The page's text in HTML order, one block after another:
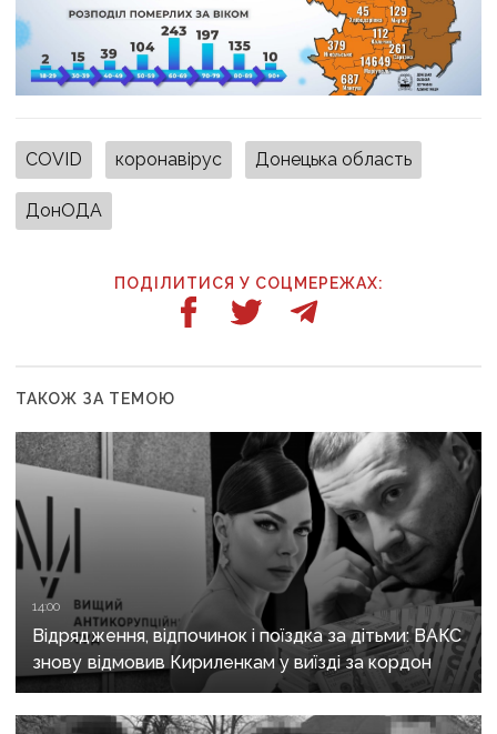
COVID коронавірус Донецька область
ДонОДА
ПОДІЛИТИСЯ У СОЦМЕРЕЖАХ:
ТАКОЖ ЗА ТЕМОЮ
14:00
Відрядження, відпочинок і поїздка за дітьми: ВАКС
знову відмовив Кириленкам у виїзді за кордон